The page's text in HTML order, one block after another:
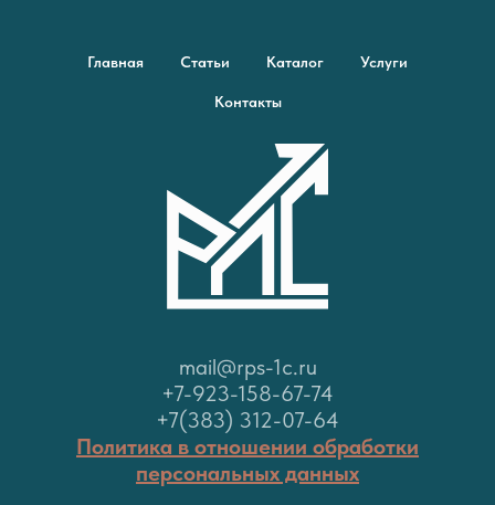
Главная Статьи Каталог Услуги
Контакты
mail@rps-1c.ru
+7-923-158-67-74
+7(383) 312-07-64
Политика в отношении обработки
персональных данных